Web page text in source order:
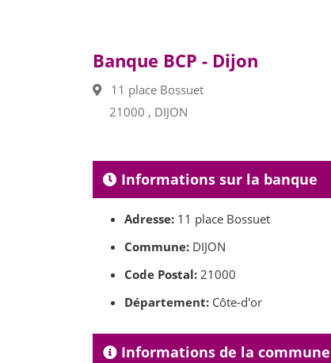
Banque BCP - Dijon
11 place Bossuet
21000 , DIJON
Informations sur la banque
Adresse: 11 place Bossuet
Commune: DIJON
Code Postal: 21000
Département: Côte-d'or
Informations de la commune